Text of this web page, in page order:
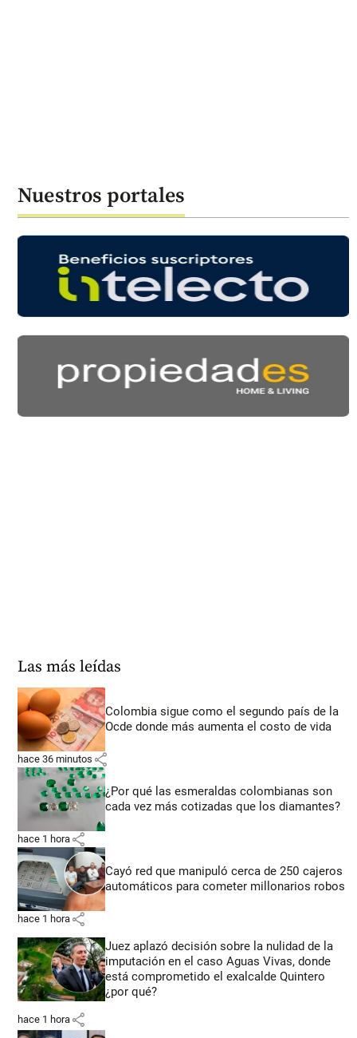
Nuestros portales
Las más leídas
Colombia sigue como el segundo país de la
Ocde donde más aumenta el costo de vida
hace 36 minutos share
¿Por qué las esmeraldas colombianas son
cada vez más cotizadas que los diamantes?
hace 1 hora share
Cayó red que manipuló cerca de 250 cajeros
automáticos para cometer millonarios robos
hace 1 hora share
Juez aplazó decisión sobre la nulidad de la
imputación en el caso Aguas Vivas, donde
está comprometido el exalcalde Quintero
¿por qué?
hace 1 hora share